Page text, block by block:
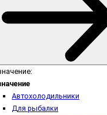
Автохолодильники
Для рыбалки